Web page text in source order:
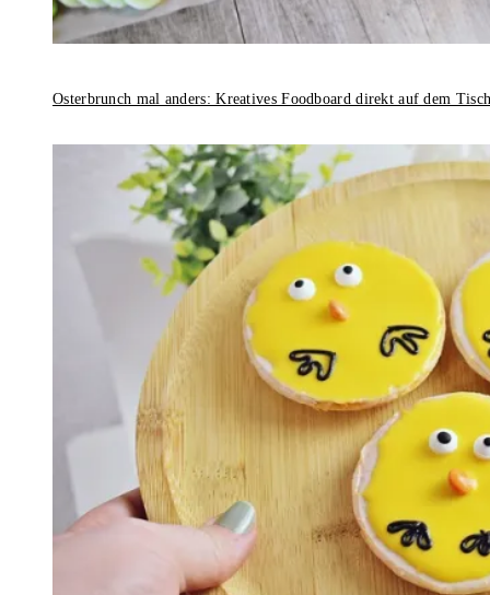
Osterbrunch mal anders: Kreatives Foodboard direkt auf dem